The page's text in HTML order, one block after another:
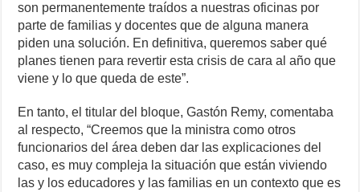
son permanentemente traídos a nuestras oficinas por
parte de familias y docentes que de alguna manera
piden una solución. En definitiva, queremos saber qué
planes tienen para revertir esta crisis de cara al año que
viene y lo que queda de este”.
En tanto, el titular del bloque, Gastón Remy, comentaba
al respecto, “Creemos que la ministra como otros
funcionarios del área deben dar las explicaciones del
caso, es muy compleja la situación que están viviendo
las y los educadores y las familias en un contexto que es